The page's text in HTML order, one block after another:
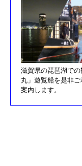
H30/9/24釣果情報
H30/7/21釣果情報
H30/4/21釣果情報
H30/3/3釣果情報
H30/2/17釣果情報
H30/2/8釣果情報更
H29/12/10オーナ
滋賀県の琵琶湖で
丸」遊覧船を是非
案内します。